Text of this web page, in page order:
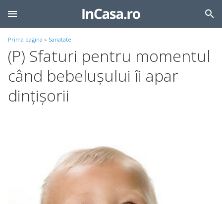
Prima pagina » Sanatate
(P) Sfaturi pentru momentul
când bebeluşului îi apar
dinţişorii